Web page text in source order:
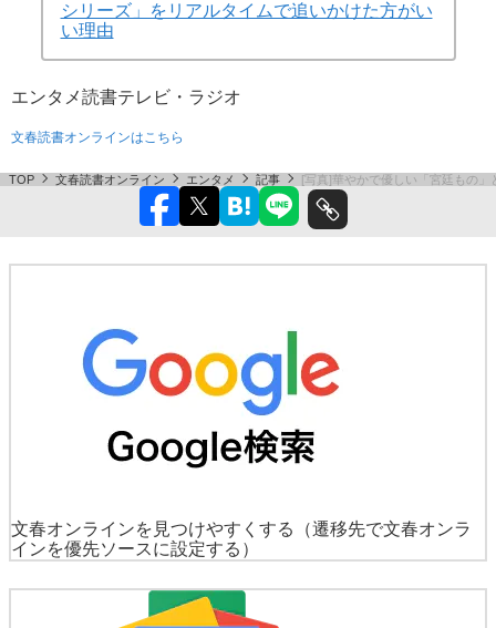
シリーズ」をリアルタイムで追いかけた方がい
い理由
エンタメ読書テレビ・ラジオ
文春読書オンラインはこちら
TOP 文春読書オンライン エンタメ 記事 [写真]華やかで優しい「宮廷もの
文春オンラインを見つけやすくする
（遷移先で文春オンラ
インを優先ソースに設定する）